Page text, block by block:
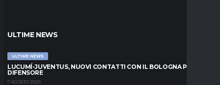
ULTIME NEWS
ULTIME NEWS
LUCUMÍ-JUVENTUS, NUOVI CONTATTI CON IL BOLOGNA PER IL
DIFENSORE
7 AGOSTO 2026